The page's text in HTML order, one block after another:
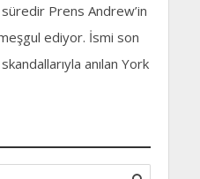
Prens Andrew’in
ediyor. İsmi son
anılan York